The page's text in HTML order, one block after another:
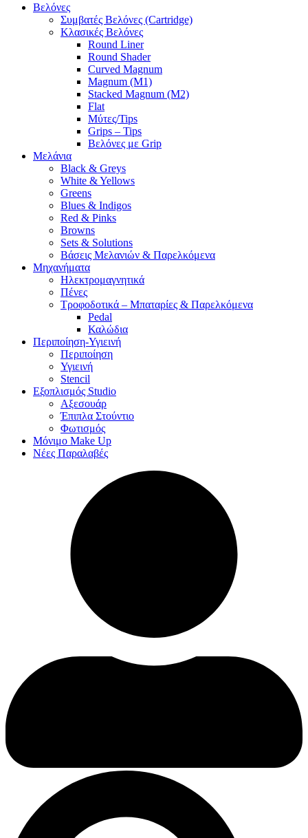
Βελόνες
Συμβατές Βελόνες (Cartridge)
Κλασικές Βελόνες
Round Liner
Round Shader
Curved Magnum
Magnum (M1)
Stacked Magnum (M2)
Flat
Μύτες/Tips
Grips – Tips
Βελόνες με Grip
Μελάνια
Black & Greys
White & Yellows
Greens
Blues & Indigos
Red & Pinks
Browns
Sets & Solutions
Βάσεις Μελανιών & Παρελκόμενα
Μηχανήματα
Ηλεκτρομαγνητικά
Πένες
Τροφοδοτικά – Μπαταρίες & Παρελκόμενα
Pedal
Καλώδια
Περιποίηση-Υγιεινή
Περιποίηση
Υγιεινή
Stencil
Εξοπλισμός Studio
Αξεσουάρ
Έπιπλα Στούντιο
Φωτισμός
Μόνιμο Make Up
Νέες Παραλαβές